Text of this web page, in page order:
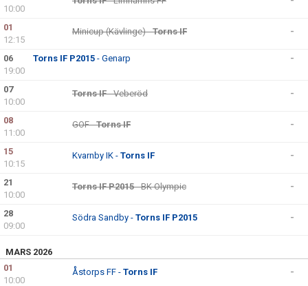
10:00
01
12:15
Minicup (Kävlinge) -Torns IF -
06
19:00
Torns IF P2015 - Genarp -
07
10:00
Torns IF- Veberöd -
08
11:00
GOF -Torns IF -
15
10:15
Kvarnby IK - Torns IF -
21
10:00
Torns IF P2015- BK Olympic -
28
09:00
Södra Sandby - Torns IF P2015 -
MARS 2026
01
10:00
Åstorps FF - Torns IF -